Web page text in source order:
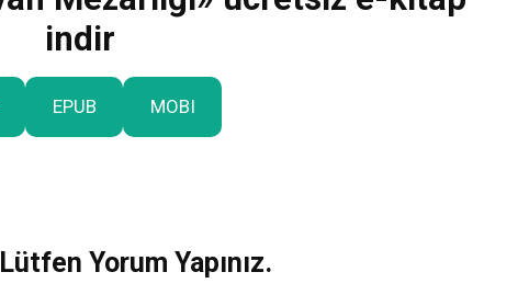
indir
EPUB MOBI
Yorum Yapınız.